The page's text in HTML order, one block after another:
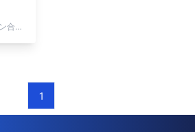
リサーチステーション合同会社
1